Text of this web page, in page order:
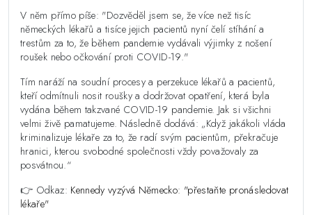
V něm přímo píše: "Dozvěděl jsem se, že více než tisíc
německých lékařů a tisíce jejich pacientů nyní čelí stíhání a
trestům za to, že během pandemie vydávali výjimky z nošení
roušek nebo očkování proti COVID-19."
Tím naráží na soudní procesy a perzekuce lékařů a pacientů,
kteří odmítnuli nosit roušky a dodržovat opatření, která byla
vydána během takzvané COVID-19 pandemie. Jak si všichni
velmi živě pamatujeme. Následně dodává: „Když jakákoli vláda
kriminalizuje lékaře za to, že radí svým pacientům, překračuje
hranici, kterou svobodné společnosti vždy považovaly za
posvátnou.“
👉 Odkaz: Kennedy vyzývá Německo: "přestaňte pronásledovat
lékaře"